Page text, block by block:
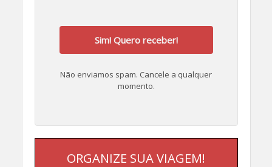
Sim! Quero receber!
Não enviamos spam. Cancele a qualquer
momento.
ORGANIZE SUA VIAGEM!